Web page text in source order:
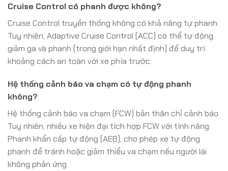
Cruise Control có phanh được không?
Cruise Control truyền thống không có khả năng tự phanh.
Tuy nhiên, Adaptive Cruise Control (ACC) có thể tự động
giảm ga và phanh (trong giới hạn nhất định) để duy trì
khoảng cách an toàn với xe phía trước.
Hệ thống cảnh báo va chạm có tự động phanh
không?
Hệ thống cảnh báo va chạm (FCW) bản thân chỉ cảnh báo.
Tuy nhiên, nhiều xe hiện đại tích hợp FCW với tính năng
Phanh khẩn cấp tự động (AEB), cho phép xe tự động
phanh để tránh hoặc giảm thiểu va chạm nếu người lái
không phản ứng.